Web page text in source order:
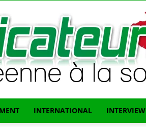
INTERNATIONAL INTERVIEW